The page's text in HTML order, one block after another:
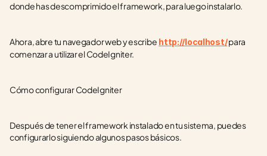
donde has descomprimido el framework, para luego instalarlo.
Ahora, abre tu navegador web y escribe http://localhost/ para
comenzar a utilizar el CodeIgniter.
Cómo configurar CodeIgniter
Después de tener el framework instalado en tu sistema, puedes
configurarlo siguiendo algunos pasos básicos.